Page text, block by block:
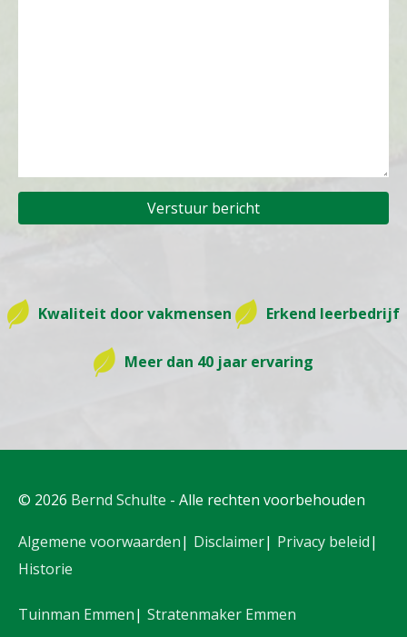
Kwaliteit door vakmensen Erkend leerbedrijf
Meer dan 40 jaar ervaring
© 2026 Bernd Schulte - Alle rechten voorbehouden
Algemene voorwaarden Disclaimer
Privacy beleid
Historie
Tuinman Emmen Stratenmaker Emmen